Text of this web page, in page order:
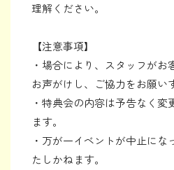
理解ください。
【注意事項】
・場合により、スタッフがお
お声がけし、ご協力をお願い
・特典会の内容は予告なく変
ます。
・万が一イベントが中止にな
たしかねます。